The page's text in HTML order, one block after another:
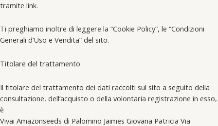
tramite link.
Ti preghiamo inoltre di leggere la “Cookie Policy“, le “Condizioni
Generali d’Uso e Vendita” del sito.
Titolare del trattamento
Il titolare del trattamento dei dati raccolti sul sito a seguito della
consultazione, dell’acquisto o della volontaria registrazione in esso,
è
Vivai Amazonseeds di Palomino Jaimes Giovana Patricia Via